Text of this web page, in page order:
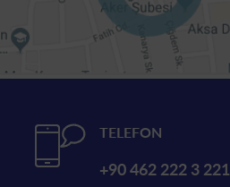
TELEFON
+90 462 222 3 221